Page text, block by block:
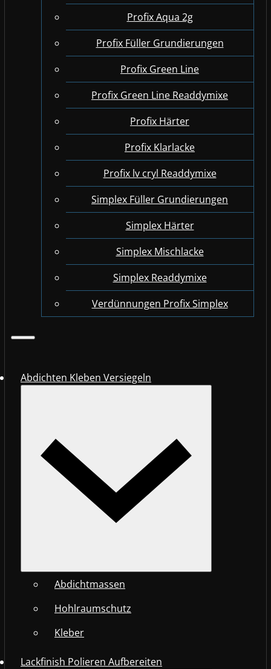
Profix Aqua 2g
Profix Füller Grundierungen
Profix Green Line
Profix Green Line Readdymixe
Profix Härter
Profix Klarlacke
Profix lv cryl Readdymixe
Simplex Füller Grundierungen
Simplex Härter
Simplex Mischlacke
Simplex Readdymixe
Verdünnungen Profix Simplex
Abdichten Kleben Versiegeln
Abdichtmassen
Hohlraumschutz
Kleber
Lackfinish Polieren Aufbereiten